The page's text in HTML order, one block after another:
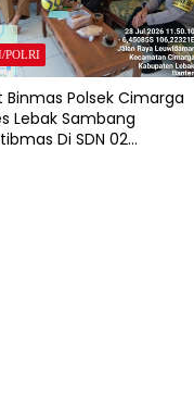
POLRI
Binmas Polsek Cimarga
Lebak Sambang
Di SDN 02